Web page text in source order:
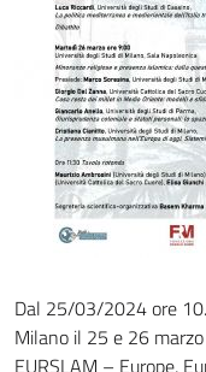
Dal 25/03/2024 ore
Milano il 25 e 26
EURSLAM – Europe,